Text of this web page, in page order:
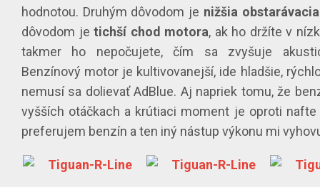
hodnotou. Druhým dôvodom je nižšia
dôvodom je tichší chod motora, ak ho držíte v
takmer ho nepočujete, čím sa zvyšuje
Benzínový motor je kultivovanejší, ide hladšie,
nemusí sa dolievať AdBlue. Aj napriek tomu, že
vyšších otáčkach a krútiaci moment je oproti nafte
preferujem benzín a ten iný nástup výkonu mi